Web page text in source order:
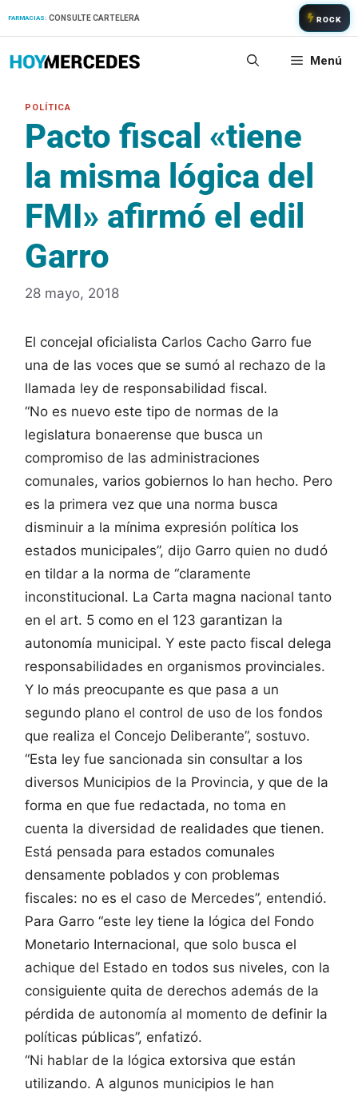
FARMACIAS: CONSULTE CARTELERA ROCK
Menú
Pacto fiscal «tiene
la misma lógica del
FMI» afirmó el edil
Garro
28 mayo, 2018
El concejal oficialista Carlos Cacho Garro fue
una de las voces que se sumó al rechazo de la
llamada ley de responsabilidad fiscal.
“No es nuevo este tipo de normas de la
legislatura bonaerense que busca un
compromiso de las administraciones
comunales, varios gobiernos lo han hecho. Pero
es la primera vez que una norma busca
disminuir a la mínima expresión política los
estados municipales”, dijo Garro quien no dudó
en tildar a la norma de “claramente
inconstitucional. La Carta magna nacional tanto
en el art. 5 como en el 123 garantizan la
autonomía municipal. Y este pacto fiscal delega
responsabilidades en organismos provinciales.
Y lo más preocupante es que pasa a un
segundo plano el control de uso de los fondos
que realiza el Concejo Deliberante”, sostuvo.
“Esta ley fue sancionada sin consultar a los
diversos Municipios de la Provincia, y que de la
forma en que fue redactada, no toma en
cuenta la diversidad de realidades que tienen.
Está pensada para estados comunales
densamente poblados y con problemas
fiscales: no es el caso de Mercedes”, entendió.
Para Garro “este ley tiene la lógica del Fondo
Monetario Internacional, que solo busca el
achique del Estado en todos sus niveles, con la
consiguiente quita de derechos además de la
pérdida de autonomía al momento de definir la
políticas públicas”, enfatizó.
“Ni hablar de la lógica extorsiva que están
utilizando. A algunos municipios le han